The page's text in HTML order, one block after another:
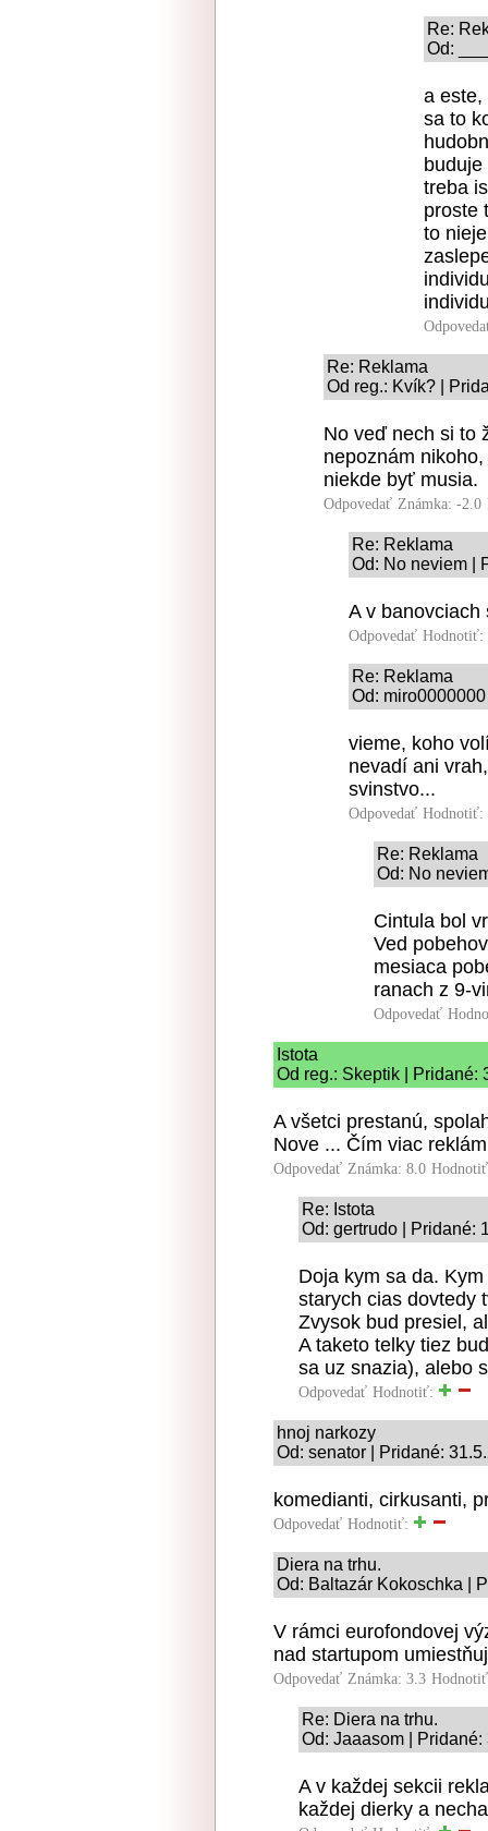
Re:
Od:
a este,
sa to
treba
proste
to
Re: Reklama
Od reg.: Kvík? |
No veď nech si to
nepoznám
niekde byť musia.
Odpovedať Známka: -2.0
Re: Reklama
Od: No neviem |
A v banovciach
Odpovedať Hodnotiť:
Re: Reklama
Od:
vieme, koho
nevadí ani
svinstvo...
Odpovedať Hodnotiť:
Re: Reklama
Od: No
Cintula bol
Ved
mesiaca
ranach z 9-
Odpovedať
Istota
Od reg.: Skeptik | Pridané:
A všetci prestanú,
Nove ... Čím viac
Odpovedať Známka: 8.0
Re: Istota
Od: gertrudo | Pridané:
Doja kym sa da.
starych cias dovtedy
Zvysok bud presiel,
A taketo telky tiez
sa uz snazia), alebo
Odpovedať Hodnotiť:
hnoj narkozy
Od: senator | Pridané:
komedianti, cirkusanti,
Odpovedať Hodnotiť:
Diera na trhu.
Od: Baltazár Kokoschka |
V rámci eurofondovej
nad startupom
Odpovedať Známka: 3.3
Re: Diera na trhu.
Od: Jaaasom |
A v každej sekcii
každej dierky a